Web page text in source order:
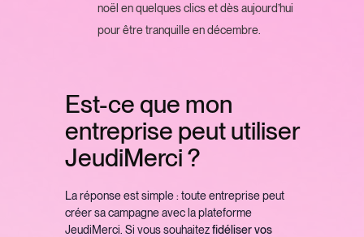
noël en quelques clics et dès aujourd’hui
pour être tranquille en décembre.
Est-ce que mon
entreprise peut utiliser
JeudiMerci ?
La réponse est simple : toute entreprise peut
créer sa campagne avec la plateforme
JeudiMerci. Si vous souhaitezfidéliser vos